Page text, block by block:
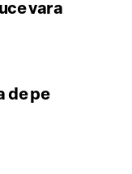
vara
de pe